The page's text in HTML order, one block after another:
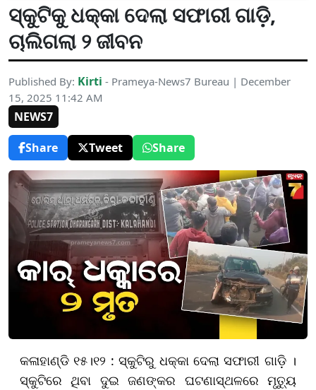
ସ୍କୁଟିକୁ ଧକ୍କା ଦେଲା ସଫାରୀ ଗାଡ଼ି,
ଚାଲିଗଲା ୨ ଜୀବନ
Published By: Kirti - Prameya-News7 Bureau | December
15, 2025 11:42 AM
NEWS7
Share
Tweet Share
କଳାହାଣ୍ଡି ୧୫।୧୨ : ସ୍କୁଟିରୁ ଧକ୍କା ଦେଲା ସଫାରୀ ଗାଡ଼ି ।
ସ୍କୁଟିରେ ଥିବା ଦୁଇ ଜଣଙ୍କର ଘଟଣାସ୍ଥଳରେ ମୃତ୍ୟୁ